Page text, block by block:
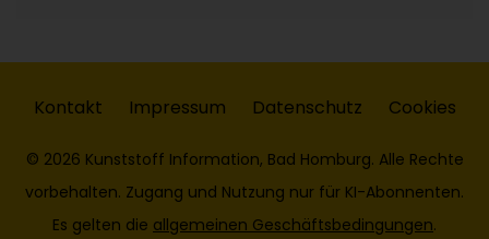
Kontakt Impressum Datenschutz Cookies
© 2026 Kunststoff Information, Bad Homburg. Alle Rechte
vorbehalten. Zugang und Nutzung nur für KI-Abonnenten.
Es gelten die allgemeinen Geschäftsbedingungen.